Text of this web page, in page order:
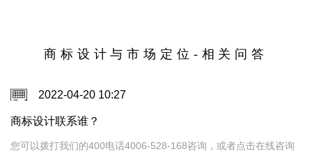
商标设计与市场定位-相关问答
2022-04-20 10:27
商标设计联系谁？
您可以拨打我们的400电话4006-528-168咨询，或者点击在线咨询